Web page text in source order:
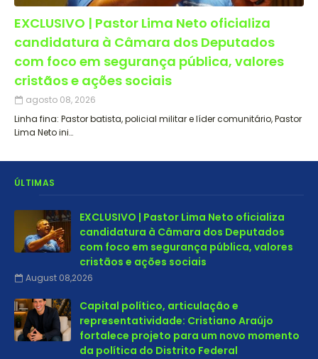
EXCLUSIVO | Pastor Lima Neto oficializa
candidatura à Câmara dos Deputados
com foco em segurança pública, valores
cristãos e ações sociais
agosto 08, 2026
Linha fina: Pastor batista, policial militar e líder comunitário, Pastor
Lima Neto ini…
ÚLTIMAS
EXCLUSIVO | Pastor Lima Neto oficializa
candidatura à Câmara dos Deputados
com foco em segurança pública, valores
cristãos e ações sociais
August 08,2026
Capital político, articulação e
representatividade: Cristiano Araújo
fortalece projeto para um novo momento
da política do Distrito Federal